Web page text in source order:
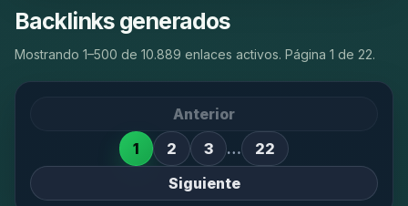
Backlinks generados
Mostrando 1–500 de 10.889 enlaces activos. Página 1 de 22.
Anterior
1
2 3 …
22
Siguiente